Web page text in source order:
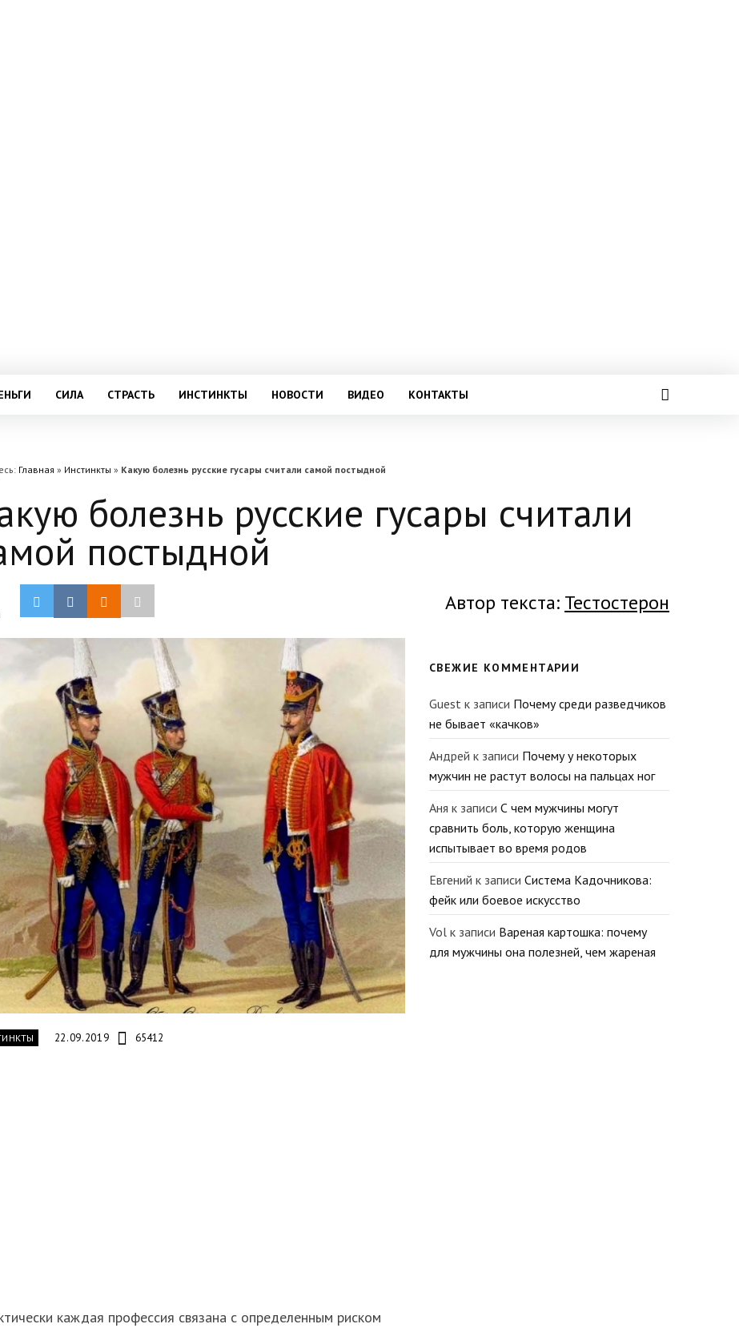
СИЛА СТРАСТЬ ИНСТИНКТЫ НОВОСТИ ВИДЕО КОНТАКТЫ
Главная » Инстинкты » Какую болезнь русские гусары считали самой постыдной
болезнь русские гусары считали
постыдной
Автор текста: Тестостерон
22.09.2019 65412
каждая профессия связана с определенным риском
СВЕЖИЕ КОММЕНТАРИИ
Guest к записи Почему среди разведчиков
не бывает «качков»
Андрей к записи Почему у некоторых
мужчин не растут волосы на пальцах ног
Аня к записи С чем мужчины могут
сравнить боль, которую женщина
испытывает во время родов
Евгений к записи Система Кадочникова:
фейк или боевое искусство
Vol к записи Вареная картошка: почему
для мужчины она полезней, чем жареная